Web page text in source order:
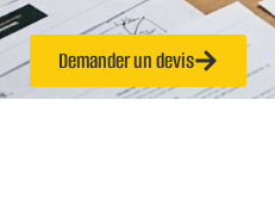
Demander un devis